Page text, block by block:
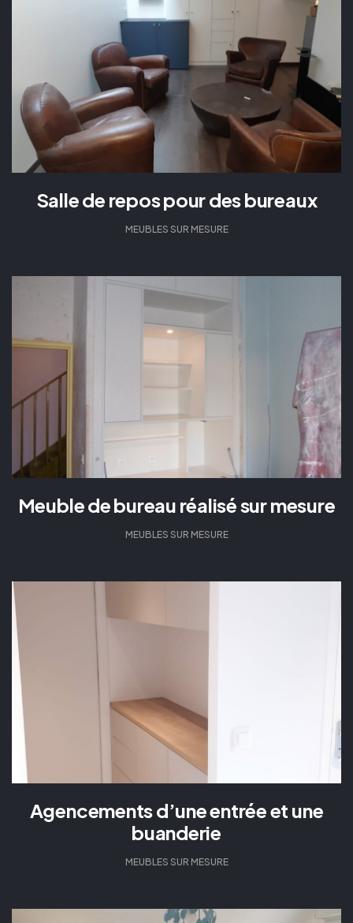
Salle de repos pour des bureaux
MEUBLES SUR MESURE
Meuble de bureau réalisé sur mesure
MEUBLES SUR MESURE
Agencements d’une entrée et une
buanderie
MEUBLES SUR MESURE